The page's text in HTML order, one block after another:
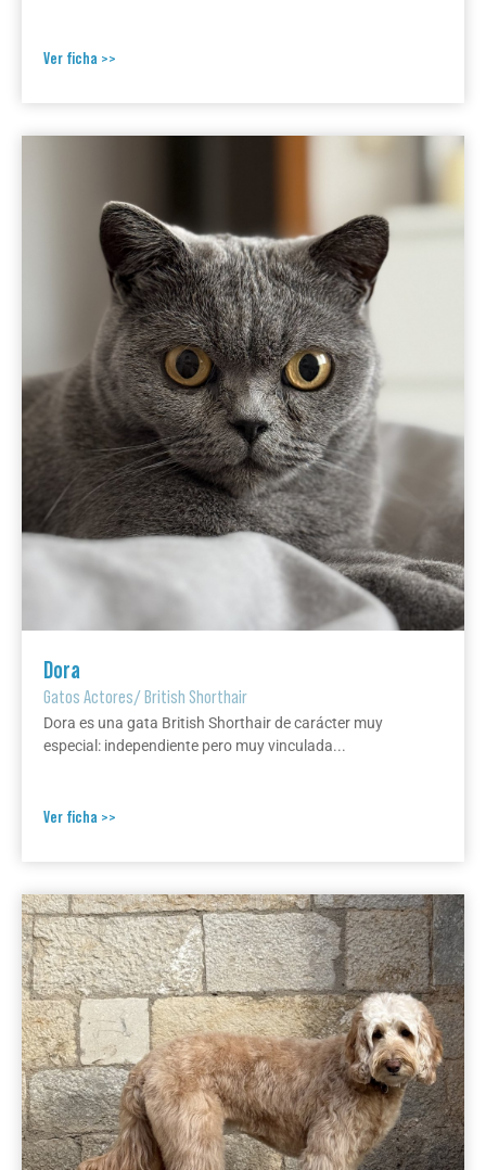
Ver ficha >>
Dora
Gatos Actores/British Shorthair
Dora es una gata British Shorthair de carácter muy
especial: independiente pero muy vinculada...
Ver ficha >>